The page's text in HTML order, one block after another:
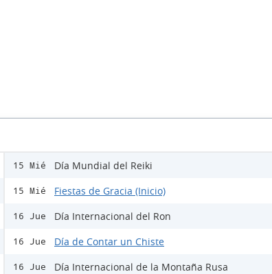
15 Mié Día Mundial del Reiki
15 Mié Fiestas de Gracia (Inicio)
16 Jue Día Internacional del Ron
16 Jue Día de Contar un Chiste
16 Jue Día Internacional de la Montaña Rusa